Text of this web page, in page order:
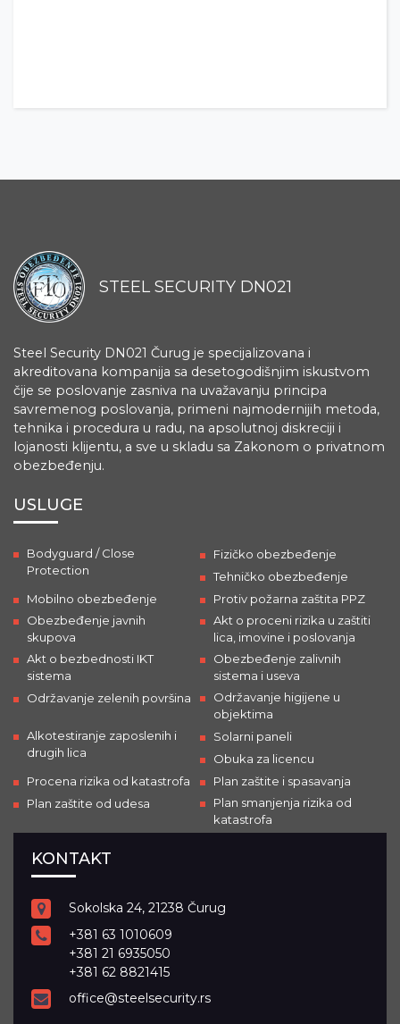
STEEL SECURITY DN021
Steel Security DN021 Čurug je specijalizovana i
akreditovana kompanija sa desetogodišnjim iskustvom
čije se poslovanje zasniva na uvažavanju principa
savremenog poslovanja, primeni najmodernijih metoda,
tehnika i procedura u radu, na apsolutnoj diskreciji i
lojanosti klijentu, a sve u skladu sa Zakonom o privatnom
obezbeđenju.
USLUGE
Bodyguard / Close
Protection
Fizičko obezbeđenje
Tehničko obezbeđenje
Mobilno obezbeđenje
Protiv požarna zaštita PPZ
Obezbeđenje javnih
skupova
Akt o proceni rizika u zaštiti
lica, imovine i poslovanja
Akt o bezbednosti IKT
sistema
Obezbeđenje zalivnih
sistema i useva
Održavanje zelenih površina
Održavanje higijene u
objektima
Alkotestiranje zaposlenih i
drugih lica
Solarni paneli
Obuka za licencu
Procena rizika od katastrofa
Plan zaštite i spasavanja
Plan zaštite od udesa
Plan smanjenja rizika od
katastrofa
KONTAKT
Sokolska 24, 21238 Čurug
+381 63 1010609
+381 21 6935050
+381 62 8821415
office@steelsecurity.rs